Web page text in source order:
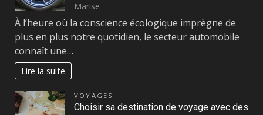
Marise
À l’heure où la conscience écologique imprègne de
plus en plus notre quotidien, le secteur automobile
connaît une…
Lire la suite
VOYAGES
Choisir sa destination de voyage avec des